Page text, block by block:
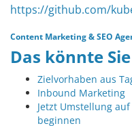
https://github.com/
Content Marketing&SEO
Das könnte
Zielvorhaben aus
Inbound Marketing
Jetzt Umstellung
beginnen